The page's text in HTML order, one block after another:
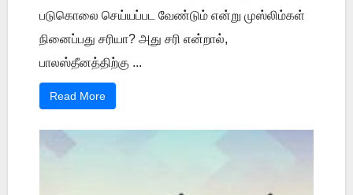
படுகொலை செய்யப்பட வேண்டும் என்று முஸ்லிம்கள்
நினைப்பது சரியா? அது சரி என்றால்,
பாலஸ்தீனத்திற்கு ...
Read More